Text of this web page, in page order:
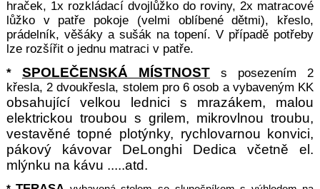
hraček, 1x rozkládací dvojlůžko do roviny, 2x matracové
lůžko v patře pokoje (velmi oblíbené dětmi), křeslo,
prádelník, věšáky a sušák na topení. V případě potřeby
lze rozšířit o jednu matraci v patře.
* SPOLEČENSKÁ MÍSTNOSTs posezením 2
křesla, 2 dvoukřesla, stolem pro 6 osob a vybaveným KK
obsahující velkou lednici s mrazákem, malou
elektrickou troubou s grilem, mikrovlnou troubu,
vestavěné topné plotýnky, rychlovarnou konvici,
pákový kávovar DeLonghi Dedica včetně el.
mlýnku na kávu .....atd.